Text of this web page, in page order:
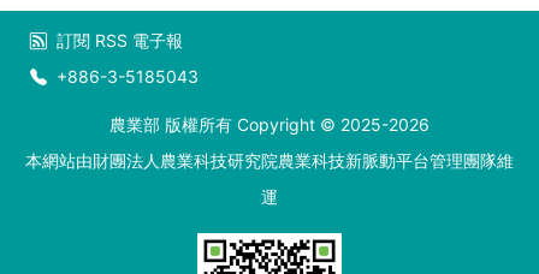
訂閱 RSS 電子報
+886-3-5185043
農業部 版權所有 Copyright © 2025-2026
本網站由財團法人農業科技研究院農業科技新脈動平台管理團隊維
運